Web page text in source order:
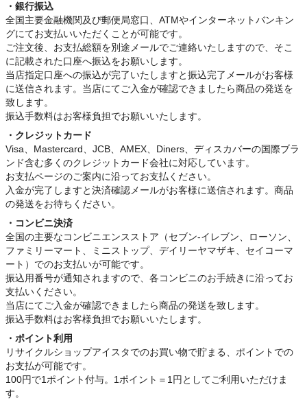
・銀行振込
全国主要金融機関及び郵便局窓口、ATMやインターネットバンキン
グにてお支払いいただくことが可能です。
ご注文後、お支払総額を別途メールでご連絡いたしますので、そこ
に記載された口座へ振込をお願いします。
当店指定口座への振込が完了いたしますと振込完了メールがお客様
に送信されます。当店にてご入金が確認できましたら商品の発送を
致します。
振込手数料はお客様負担でお願いいたします。
・クレジットカード
Visa、Mastercard、JCB、AMEX、Diners、ディスカバーの国際ブラ
ンド含む多くのクレジットカード会社に対応しています。
お支払ページのご案内に沿ってお支払ください。
入金が完了しますと決済確認メールがお客様に送信されます。商品
の発送をお待ちください。
・コンビニ決済
全国の主要なコンビニエンスストア（セブン-イレブン、ローソン、
ファミリーマート、ミニストップ、デイリーヤマザキ、セイコーマ
ート）でのお支払いが可能です。
振込用番号が通知されますので、各コンビニのお手続きに沿ってお
支払いください。
当店にてご入金が確認できましたら商品の発送を致します。
振込手数料はお客様負担でお願いいたします。
・ポイント利用
リサイクルショップアイスタでのお買い物で貯まる、ポイントでの
お支払が可能です。
100円で1ポイント付与。1ポイント＝1円としてご利用いただけま
す。